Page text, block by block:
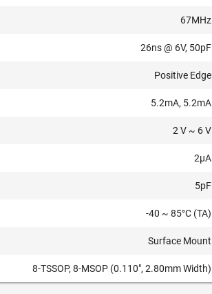
67MHz
26ns @ 6V, 50pF
Positive Edge
5.2mA, 5.2mA
2 V ~ 6 V
2µA
5pF
-40 ~ 85°C (TA)
Surface Mount
8-TSSOP, 8-MSOP (0.110", 2.80mm Width)